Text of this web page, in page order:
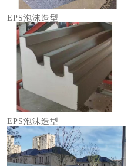
EPS泡沫造型
EPS泡沫造型